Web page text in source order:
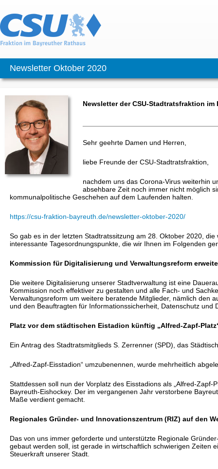
Newsletter Oktober 2020
Newsletter der CSU-Stadtratsfraktion
Sehr geehrte Damen und Herren,
liebe Freunde der CSU-Stadtratsfraktion,
nachdem uns das Corona-Virus weiterhin
absehbare Zeit noch immer nicht möglich
kommunalpolitische Geschehen auf dem Laufenden halten.
https://csu-fraktion-bayreuth.de/newsletter-oktober-2020/
So gab es in der letzten Stadtratssitzung am 28. Oktober 2020,
interessante Tagesordnungspunkte, die wir Ihnen im Folgenden
Kommission für Digitalisierung und Verwaltungsreform
Die weitere Digitalisierung unserer Stadtverwaltung ist eine
Kommission noch effektiver zu gestalten und alle Fach- und
Verwaltungsreform um weitere beratende Mitglieder, nämlich den
und den Beauftragten für Informationssicherheit, Datenschutz und
Platz vor dem städtischen Eistadion künftig „Alfred-Zapf-
Ein Antrag des Stadtratsmitglieds S. Zerrenner (SPD), das
„Alfred-Zapf-Eisstadion“ umzubenennen, wurde mehrheitlich
Stattdessen soll nun der Vorplatz des Eisstadions als „Alfred-
Bayreuth-Eishockey. Der im vergangenen Jahr verstorbene
Maße verdient gemacht.
Regionales Gründer- und Innovationszentrum (RIZ) auf den
Das von uns immer geforderte und unterstützte Regionale
gebaut werden soll, ist gerade in wirtschaftlich schwierigen Zeiten
Steuerkraft unserer Stadt.